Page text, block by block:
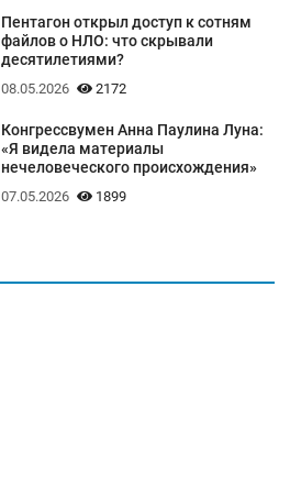
Пентагон открыл доступ к сотням
файлов о НЛО: что скрывали
десятилетиями?
08.05.2026 2172
Конгрессвумен Анна Паулина Луна:
«Я видела материалы
нечеловеческого происхождения»
07.05.2026 1899